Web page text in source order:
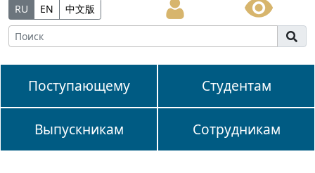
RU EN 中文版
Поступающему Студентам
Выпускникам Сотрудникам